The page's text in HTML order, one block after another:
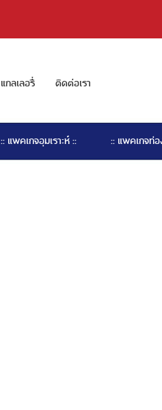
แกลเลอรี่ ติดต่อเรา
:: แพคเกจอุมเราะห์ :: :: แพคเกจท่อ